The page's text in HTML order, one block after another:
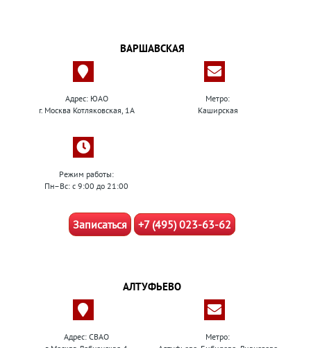
ВАРШАВСКАЯ
Адрес: ЮАО
г. Москва Котляковская, 1А
Метро:
Каширская
Режим работы:
Пн–Вс: с 9:00 до 21:00
Записаться +7 (495) 023-63-62
АЛТУФЬЕВО
Адрес: СВАО
Метро: